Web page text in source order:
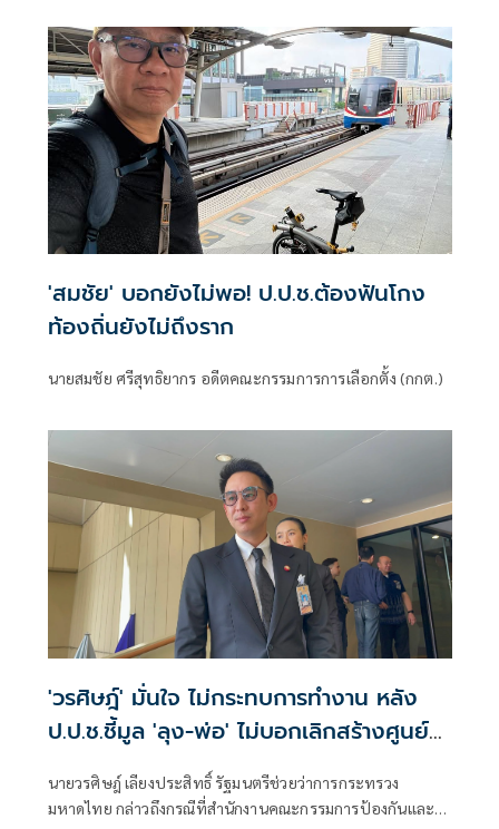
'สมชัย' บอกยังไม่พอ! ป.ป.ช.ต้องฟันโกง
ท้องถิ่นยังไม่ถึงราก
นายสมชัย ศรีสุทธิยากร อดีตคณะกรรมการการเลือกตั้ง (กกต.)
'วรศิษฎ์' มั่นใจ ไม่กระทบการทำงาน หลัง
ป.ป.ช.ชี้มูล 'ลุง-พ่อ' ไม่บอกเลิกสร้างศูนย์
บริการนักท่องเที่ยวสตูล
นายวรศิษฎ์ เลียงประสิทธิ์ รัฐมนตรีช่วยว่าการกระทรวง
มหาดไทย กล่าวถึงกรณีที่สำนักงานคณะกรรมการป้องกันและ